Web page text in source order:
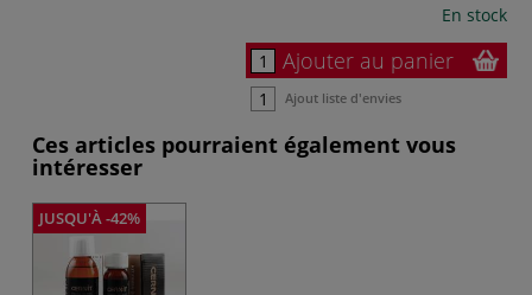
En stock
Ajouter au panier
Ajout liste d'envies
Ces articles pourraient également vous
intéresser
JUSQU'À -42%